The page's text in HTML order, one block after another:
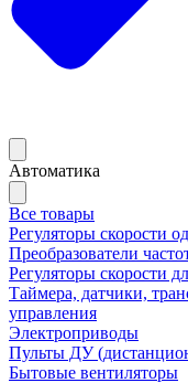
Автоматика
Все товары
Регуляторы скорости
Преобразователи
Регуляторы скорости
Таймера, датчики,
управления
Электроприводы
Пульты ДУ
Бытовые вентиляторы